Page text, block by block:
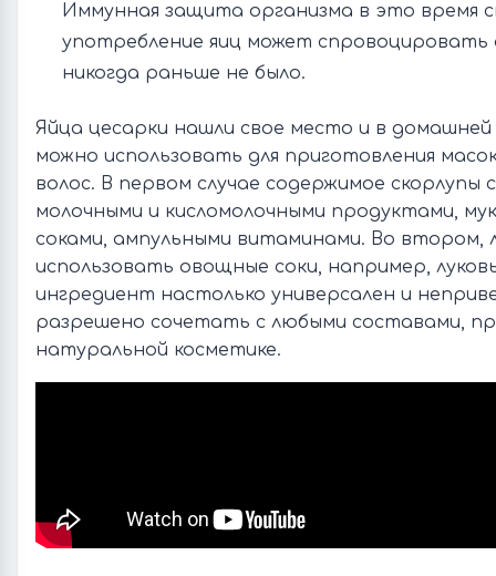
Иммунная защита организма в это время
употребление яиц может спровоцировать
никогда раньше не было.
Яйца цесарки нашли свое место и в домашней
можно использовать для приготовления
волос. В первом случае содержимое
молочными и кисломолочными продуктами,
соками, ампульными витаминами. Во втором,
использовать овощные соки, например,
ингредиент настолько универсален и
разрешено сочетать с любыми составами,
натуральной косметике.